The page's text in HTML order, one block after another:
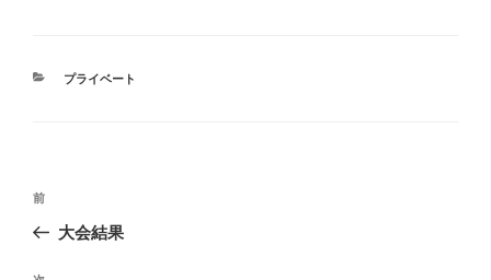
カ
プライベート
投
前
の
前
大会結果